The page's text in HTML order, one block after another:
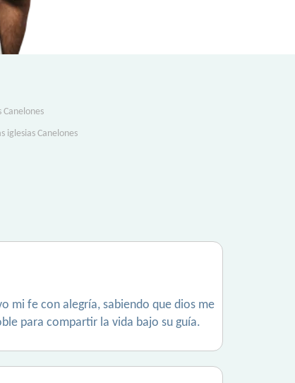
Canelones
iglesias Canelones
mi fe con alegría, sabiendo que dios me
para compartir la vida bajo su guía.